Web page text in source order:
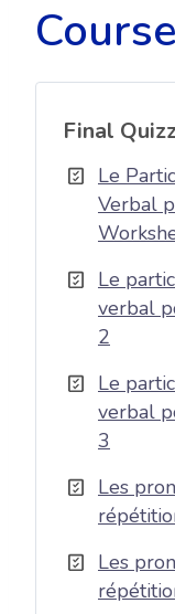
Final
Le
Verbal
Le
verbal
2
Le
verbal
3
Les
Les